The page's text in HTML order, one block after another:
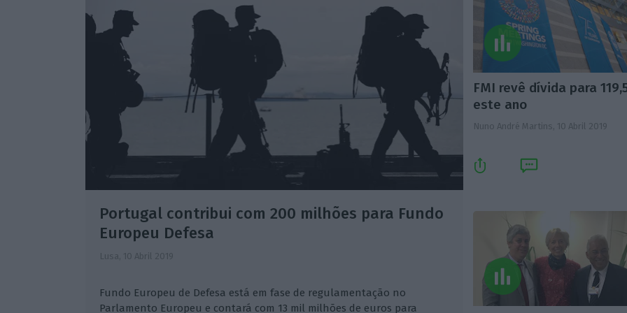
Portugal contribui com 200 milhões para Fundo
Europeu Defesa
Lusa, 10 Abril 2019
Fundo Europeu de Defesa está em fase de regulamentação no
Parlamento Europeu e contará com 13 mil milhões de euros para
FMI revê dívida para
este ano
Nuno André Martins, 10 Abril 2019